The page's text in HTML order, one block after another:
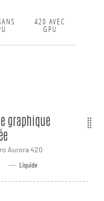
420 AVEC
GPU
graphique
Aurora 420
Liquide